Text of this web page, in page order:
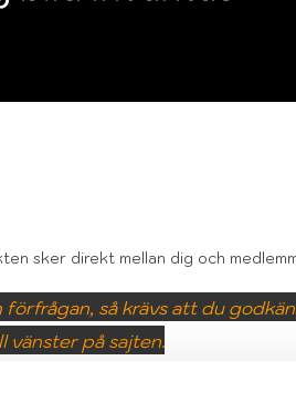
sker direkt mellan dig och
så krävs att du
vänster på sajten.